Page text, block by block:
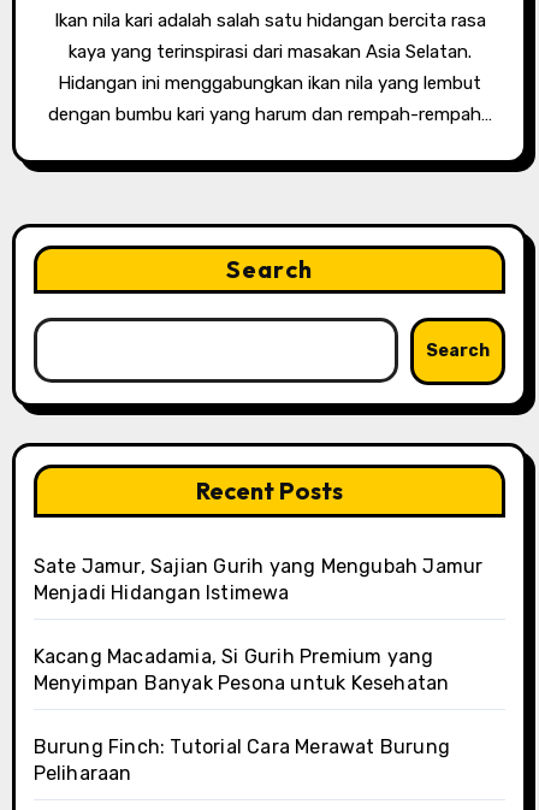
Ikan nila kari adalah salah satu hidangan bercita rasa
kaya yang terinspirasi dari masakan Asia Selatan.
Hidangan ini menggabungkan ikan nila yang lembut
dengan bumbu kari yang harum dan rempah-rempah…
Search
Search
Recent Posts
Sate Jamur, Sajian Gurih yang Mengubah Jamur
Menjadi Hidangan Istimewa
Kacang Macadamia, Si Gurih Premium yang
Menyimpan Banyak Pesona untuk Kesehatan
Burung Finch: Tutorial Cara Merawat Burung
Peliharaan